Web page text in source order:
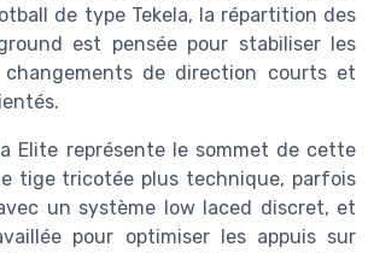
de type Tekela, la répartition des
est pensée pour stabiliser les
changements de direction courts et
Elite représente le sommet de cette
tige tricotée plus technique, parfois
un système low laced discret, et
pour optimiser les appuis sur